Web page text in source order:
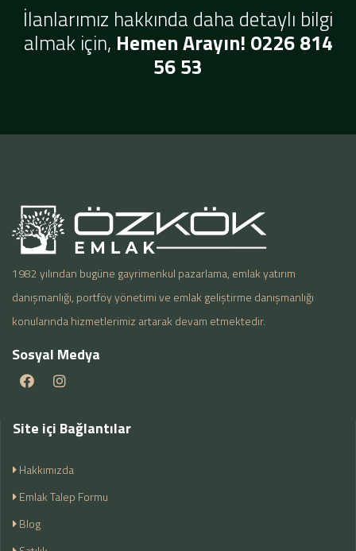
İlanlarımız hakkında daha detaylı bilgi
almak için, Hemen Arayın! 0226 814
56 53
1982 yılından bugüne gayrimenkul pazarlama, emlak yatırım
danışmanlığı, portföy yönetimi ve emlak geliştirme danışmanlığı
konularında hizmetlerimiz artarak devam etmektedir.
Sosyal Medya
Site içi Bağlantılar
Hakkımızda
Emlak Talep Formu
Blog